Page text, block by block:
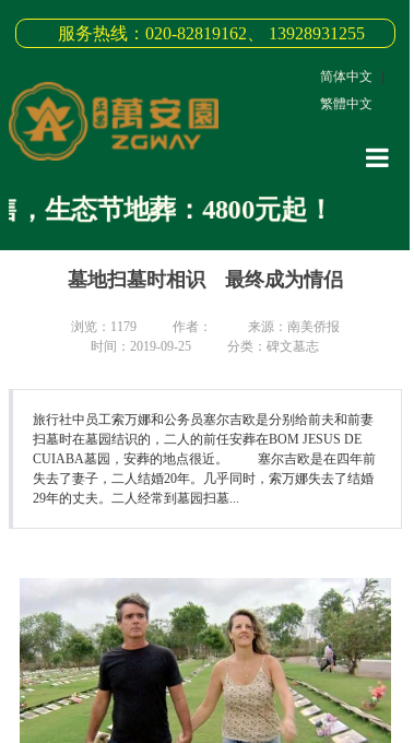
服务热线：020-82819162、 13928931255
简体中文
繁體中文
生态节地葬：4800元起！
墓地扫墓时相识 最终成为情侣
浏览： 1179 作者：
来源：南美侨报
时间：2019-09-25
分类：碑文墓志
旅行社中员工索万娜和公务员塞尔吉欧是分别给前夫和前妻
扫墓时在墓园结识的，二人的前任安葬在BOM JESUS DE
CUIABA墓园，安葬的地点很近。 塞尔吉欧是在四年前
失去了妻子，二人结婚20年。几乎同时，索万娜失去了结婚
29年的丈夫。二人经常到墓园扫墓...